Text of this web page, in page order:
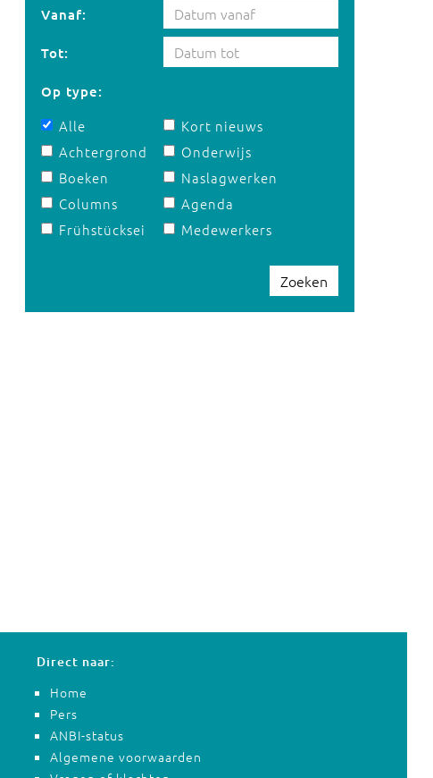
Vanaf:
Tot:
Op type:
Alle
Achtergrond
Boeken
Columns
Frühstücksei
Kort nieuws
Onderwijs
Naslagwerken
Agenda
Medewerkers
Zoeken
Direct naar:
Home
Pers
ANBI-status
Algemene voorwaarden